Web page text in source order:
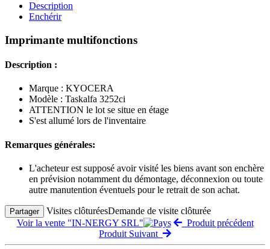
Description
Enchérir
Imprimante multifonctions
Description :
Marque : KYOCERA
Modèle : Taskalfa 3252ci
ATTENTION le lot se situe en étage
S'est allumé lors de l'inventaire
Remarques générales:
L'acheteur est supposé avoir visité les biens avant son enchère
en prévision notamment du démontage, déconnexion ou toute
autre manutention éventuels pour le retrait de son achat.
Partager Visites clôturéesDemande de visite clôturée
Voir la vente "IN-NERGY SRL"
Produit précédent
Produit Suivant